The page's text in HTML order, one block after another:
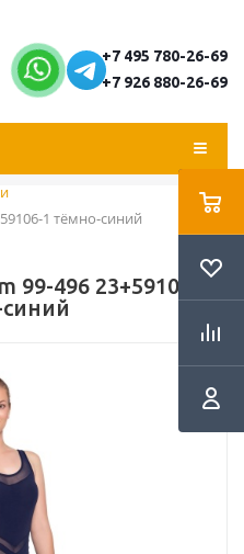
+7 495 780-26-69
+7 926 880-26-69
1 тёмно-синий
99-496 23+59106-1